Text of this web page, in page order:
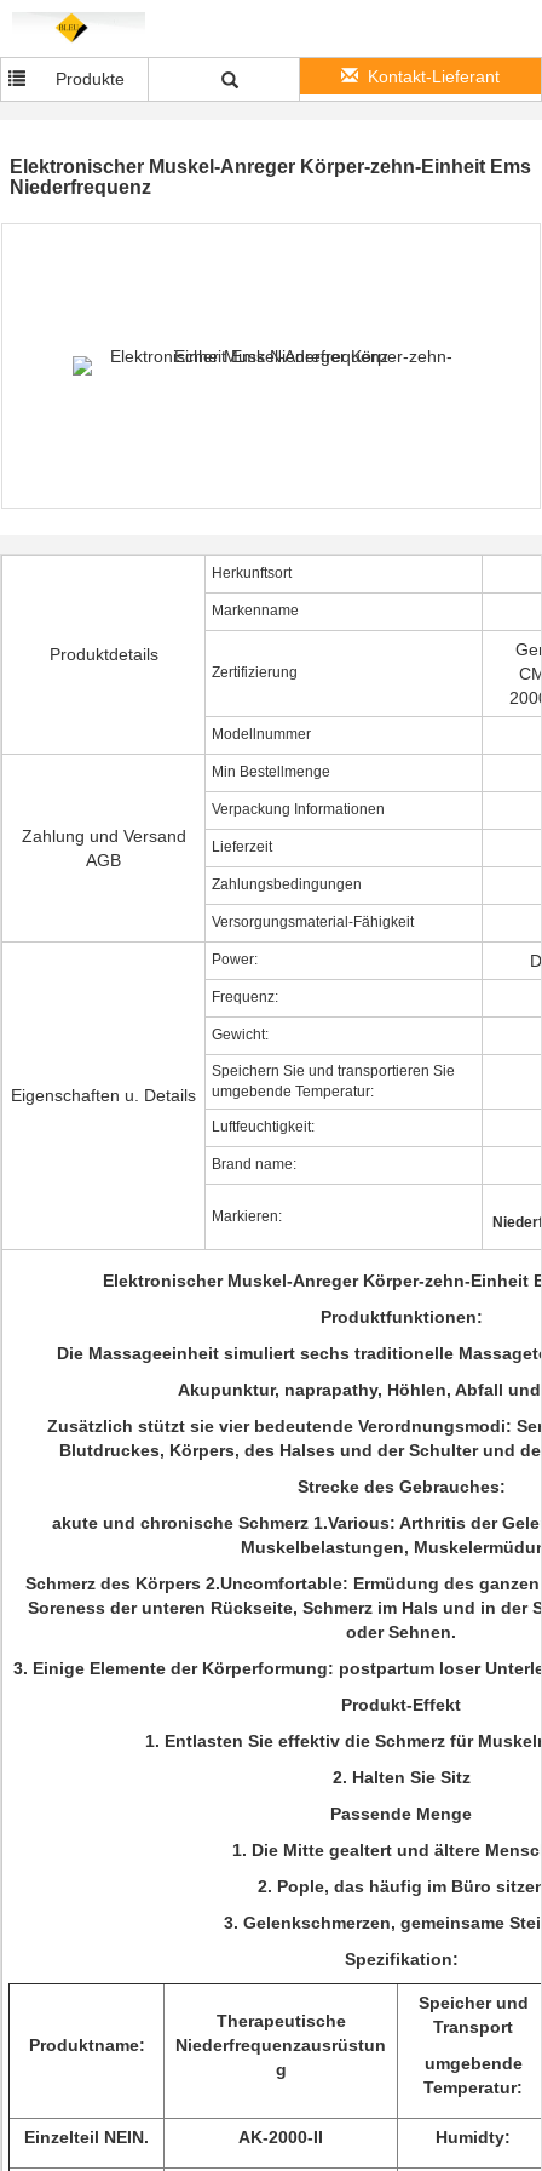
Produkte Kontakt-Lieferant
Elektronischer Muskel-Anreger Körper-zehn-Einheit Ems
Niederfrequenz
Produktdetails
Herkunftsort
Markenname
Zertifizierung
Modellnummer
Zahlung und Versand
AGB
Min Bestellmenge
Verpackung Informationen
Lieferzeit
Zahlungsbedingungen
Versorgungsmaterial-Fähigkeit
Eigenschaften u. Details
Power:
Frequenz:
Gewicht:
Speichern Sie und transportieren Sie
umgebende Temperatur:
Luftfeuchtigkeit:
Brand name:
Markieren:
Elektronischer Muskel-Anreger Körper-zehn-Einheit
Produktfunktionen:
Die Massageeinheit simuliert sechs traditionelle
Akupunktur, naprapathy, Höhlen, Abfall
Zusätzlich stützt sie vier bedeutende Verordnungsmodi:
Blutdruckes, Körpers, des Halses und der Schulter und
Strecke des Gebrauches:
akute und chronische Schmerz 1.Various: Arthritis der
Muskelbelastungen,
Schmerz des Körpers 2.Uncomfortable: Ermüdung des
Soreness der unteren Rückseite, Schmerz im Hals und in der
oder Sehnen.
3. Einige Elemente der Körperformung: postpartum loser
Produkt-Effekt
1. Entlasten Sie effektiv die Schmerz für
2. Halten Sie Sitz
Passende Menge
1. Die Mitte gealtert und ältere
2. Pople, das häufig im Büro
3. Gelenkschmerzen, gemeinsame
Spezifikation:
Produktname:
Therapeutische
Niederfrequenzausrüstun
g
Speicher und
Transport
umgebende
Temperatur:
Einzelteil NEIN. AK-2000-II Humidty: